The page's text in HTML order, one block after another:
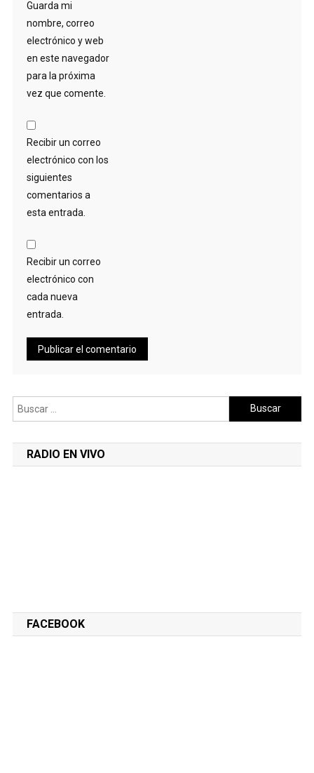
Guarda mi
nombre, correo
electrónico y web
en este navegador
para la próxima
vez que comente.
Recibir un correo
electrónico con los
siguientes
comentarios a
esta entrada.
Recibir un correo
electrónico con
cada nueva
entrada.
Buscar:
RADIO EN VIVO
FACEBOOK